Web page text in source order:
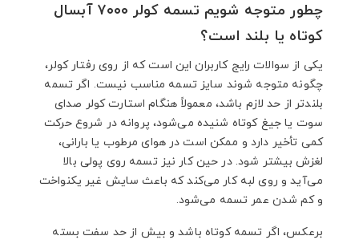
چطور متوجه شویم تسمه کولر ۷۰۰۰ آبسال
کوتاه یا بلند است؟
یکی از سوالات رایج کاربران این است که از روی رفتار کولر،
چگونه متوجه شوند سایز تسمه مناسب نیست. اگر تسمه
بلندتر از حد لازم باشد، معمولاً هنگام استارت کولر صدای
سوت یا جیغ کوتاه شنیده می‌شود، پروانه در شروع حرکت
کمی تأخیر دارد و ممکن است در هوای مرطوب یا بارانی،
لغزش بیشتر شود. در حین کار نیز تسمه روی پولی بالا
می‌آید و روی لبه کار می‌کند که باعث سایش غیر یکنواخت
و کم شدن عمر تسمه می‌شود.
برعکس، اگر تسمه کوتاه باشد و بیش از حد سفت بسته